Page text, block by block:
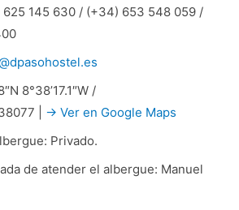
145 630 / (+34) 653 548 059 /
8°38’17.1″W /
| → Ver en Google Maps
Privado.
de atender el albergue: Manuel